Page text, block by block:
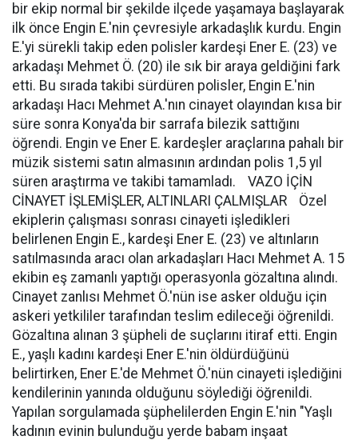
bir ekip normal bir şekilde ilçede yaşamaya başlayarak
ilk önce Engin E.'nin çevresiyle arkadaşlık kurdu. Engin
E.'yi sürekli takip eden polisler kardeşi Ener E. (23) ve
arkadaşı Mehmet Ö. (20) ile sık bir araya geldiğini fark
etti. Bu sırada takibi sürdüren polisler, Engin E.'nin
arkadaşı Hacı Mehmet A.'nın cinayet olayından kısa bir
süre sonra Konya'da bir sarrafa bilezik sattığını
öğrendi. Engin ve Ener E. kardeşler araçlarına pahalı bir
müzik sistemi satın almasının ardından polis 1,5 yıl
süren araştırma ve takibi tamamladı. VAZO İÇİN
CİNAYET İŞLEMİŞLER, ALTINLARI ÇALMIŞLAR Özel
ekiplerin çalışması sonrası cinayeti işledikleri
belirlenen Engin E., kardeşi Ener E. (23) ve altınların
satılmasında aracı olan arkadaşları Hacı Mehmet A. 15
ekibin eş zamanlı yaptığı operasyonla gözaltına alındı.
Cinayet zanlısı Mehmet Ö.'nün ise asker olduğu için
askeri yetkililer tarafından teslim edileceği öğrenildi.
Gözaltına alınan 3 şüpheli de suçlarını itiraf etti. Engin
E., yaşlı kadını kardeşi Ener E.'nin öldürdüğünü
belirtirken, Ener E.'de Mehmet Ö.'nün cinayeti işlediğini
kendilerinin yanında olduğunu söylediği öğrenildi.
Yapılan sorgulamada şüphelilerden Engin E.'nin "Yaşlı
kadının evinin bulunduğu yerde babam inşaat